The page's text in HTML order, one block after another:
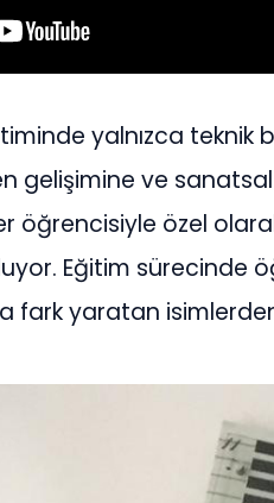
yalnızca teknik
gelişimine ve sanatsal
öğrencisiyle özel
Eğitim sürecinde
fark yaratan